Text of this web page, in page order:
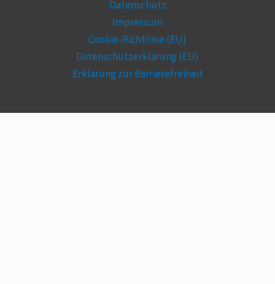
Datenschutz
Impressum
Cookie-Richtlinie (EU)
Datenschutzerklärung (EU)
Erklärung zur Barrierefreiheit